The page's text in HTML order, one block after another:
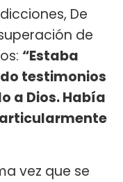
De
de
“Estaba
testimonios
a Dios. Había
vez que se